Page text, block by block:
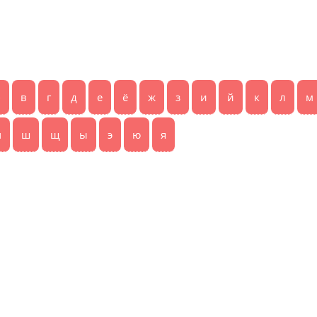
в г д е ё ж з и й к л м
ш щ ы э ю я